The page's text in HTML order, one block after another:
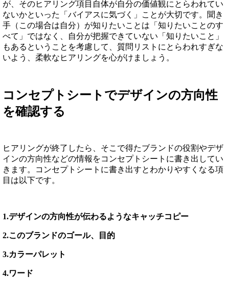
が、そのヒアリング項目自体が自分の価値観にとらわれてい
ないかといった「バイアスに気づく」ことが大切です。聞き
手（この場合は自分）が知りたいことは「知りたいことのす
べて」ではなく、自分が把握できていない「知りたいこと」
もあるということを考慮して、質問リストにとらわれすぎな
いよう、柔軟なヒアリングを心がけましょう。
コンセプトシートでデザインの方向性
を確認する
ヒアリングが終了したら、そこで得たブランドの役割やデザ
インの方向性などの情報をコンセプトシートに書き出してい
きます。コンセプトシートに書き出すとわかりやすくなる項
目は以下です。
1.デザインの方向性が伝わるようなキャッチコピー
2.このブランドのゴール、目的
3.カラーパレット
4.ワード